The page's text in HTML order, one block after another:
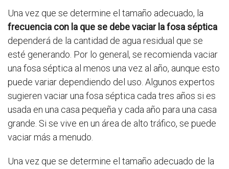
Una vez que se determine el tamaño adecuado, la
frecuencia con la que se debe vaciar la fosa séptica
dependerá de la cantidad de agua residual que se
esté generando. Por lo general, se recomienda vaciar
una fosa séptica al menos una vez al año, aunque esto
puede variar dependiendo del uso. Algunos expertos
sugieren vaciar una fosa séptica cada tres años si es
usada en una casa pequeña y cada año para una casa
grande. Si se vive en un área de alto tráfico, se puede
vaciar más a menudo.
Una vez que se determine el tamaño adecuado de la